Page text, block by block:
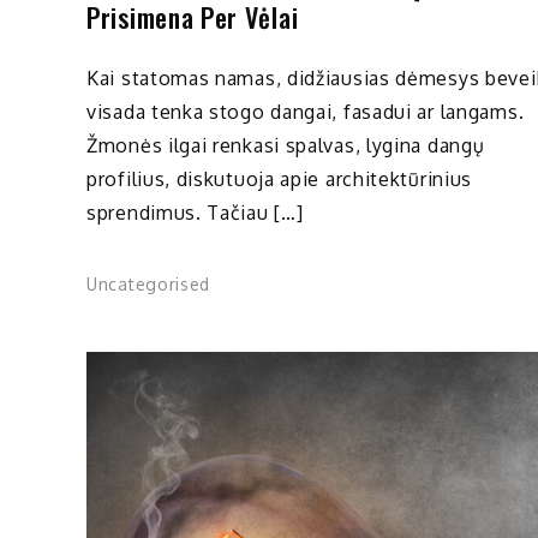
Prisimena Per Vėlai
Kai statomas namas, didžiausias dėmesys
visada tenka stogo dangai, fasadui ar langams.
Žmonės ilgai renkasi spalvas, lygina dangų
profilius, diskutuoja apie architektūrinius
sprendimus. Tačiau […]
Uncategorised